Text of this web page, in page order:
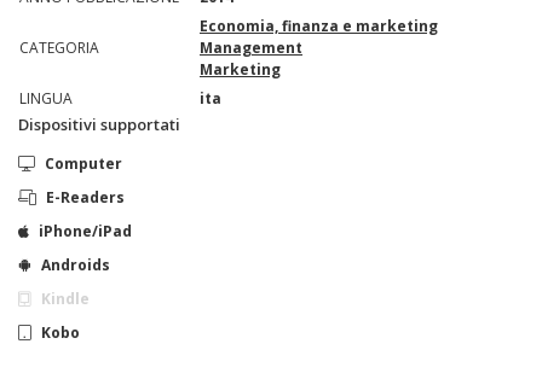
CATEGORIA
Economia, finanza e marketing
Management
Marketing
LINGUA
ita
Dispositivi supportati
Computer
E-Readers
iPhone/iPad
Androids
Kindle
Kobo